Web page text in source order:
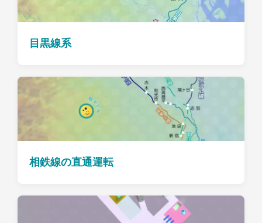
目黒線系
相鉄線の直通運転